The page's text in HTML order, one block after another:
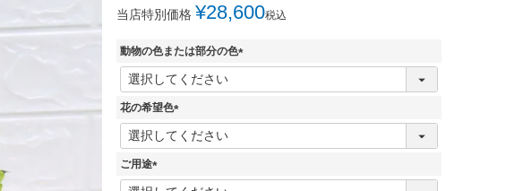
当店特別価格 ¥28,600税込
動物の色または部分の色
(
花の希望色
(
必
ご用途
(